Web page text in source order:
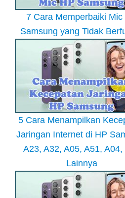
7 Cara Memperbaiki Mic
Samsung yang Tidak
5 Cara Menampilkan
Jaringan Internet di HP
A23, A32, A05, A51, A04,
Lainnya